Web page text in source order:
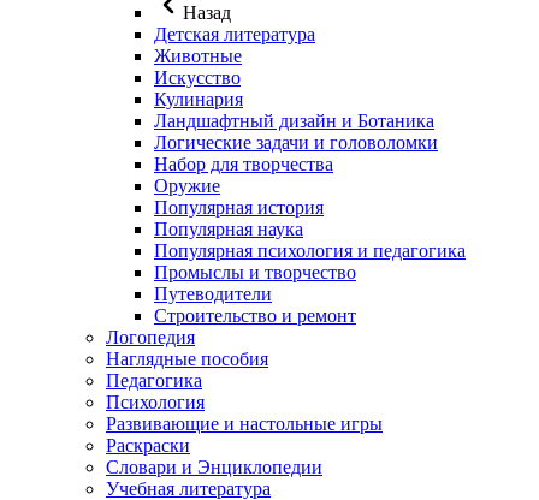
Назад
Детская литература
Животные
Искусство
Кулинария
Ландшафтный дизайн и Ботаника
Логические задачи и головоломки
Набор для творчества
Оружие
Популярная история
Популярная наука
Популярная психология и педагогика
Промыслы и творчество
Путеводители
Строительство и ремонт
Логопедия
Наглядные пособия
Педагогика
Психология
Развивающие и настольные игры
Раскраски
Словари и Энциклопедии
Учебная литература